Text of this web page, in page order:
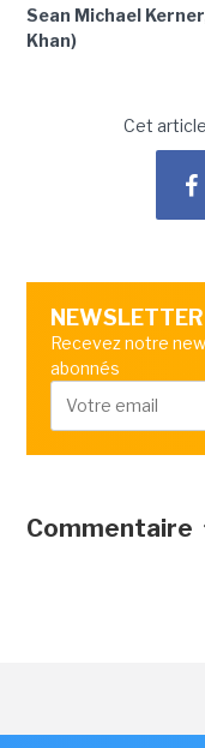
Sean Michael
Khan)
Cet
NEWSLETTER
Recevez notre
abonnés
Commentaire